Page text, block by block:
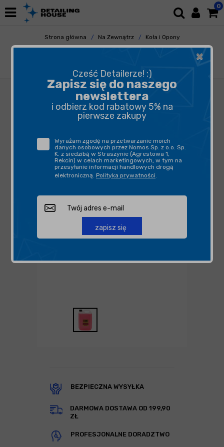
0
Strona główna Na Zewnątrz
Koła i Opony
Czyszczenie Felg
BEZPIECZNA WYSYŁKA
DARMOWA DOSTAWA OD 199,90
ZŁ
PROFESJONALNE DORADZTWO
×
Cześć Detailerze! :)
Zapisz się do naszego
newslettera
i odbierz kod rabatowy 5% na
pierwsze zakupy
Wyrażam zgodę na przetwarzanie moich
danych osobowych przez Nomos Sp. z o.o. Sp.
K. z siedzibą w Straszynie (Agrestowa 1,
Rekcin) w celach marketingowych, w tym na
przesyłanie informacji handlowych drogą
elektroniczną. Polityka prywatności.
zapisz się